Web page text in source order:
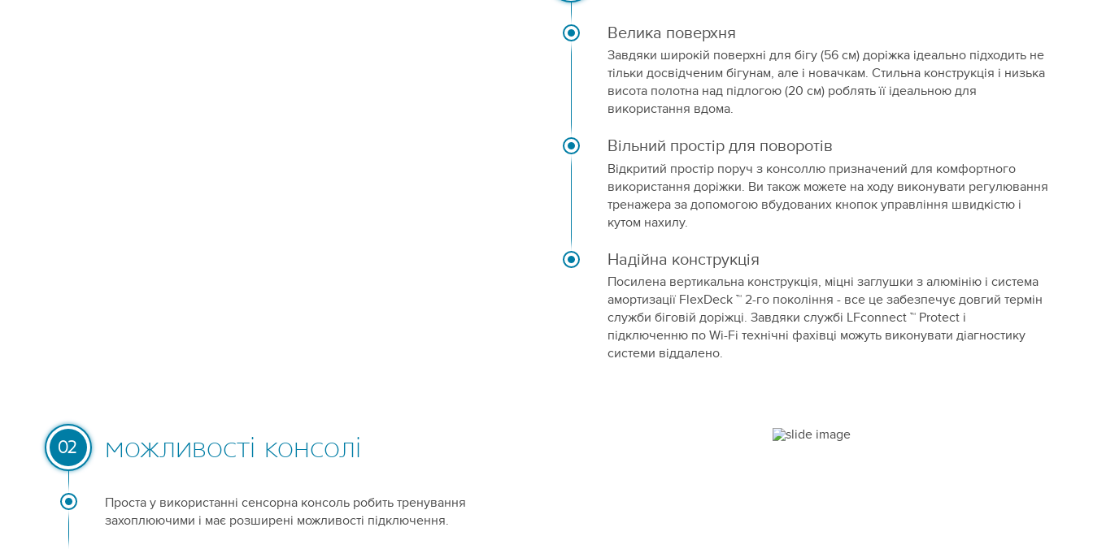
Велика поверхня
Завдяки широкій поверхні для бігу (56 см) доріжка ідеально підходить не
тільки досвідченим бігунам, але і новачкам. Стильна конструкція і низька
висота полотна над підлогою (20 см) роблять її ідеальною для
використання вдома.
Вільний простір для поворотів
Відкритий простір поруч з консоллю призначений для комфортного
використання доріжки. Ви також можете на ходу виконувати регулювання
тренажера за допомогою вбудованих кнопок управління швидкістю і
кутом нахилу.
Надійна конструкція
Посилена вертикальна конструкція, міцні заглушки з алюмінію і система
амортизації FlexDeck ™ 2-го покоління - все це забезпечує довгий термін
служби біговій доріжці. Завдяки службі LFconnect ™ Protect і
підключенню по Wi-Fi технічні фахівці можуть виконувати діагностику
системи віддалено.
02 можливості консолі
Проста у використанні сенсорна консоль робить тренування
захоплюючими і має розширені можливості підключення.